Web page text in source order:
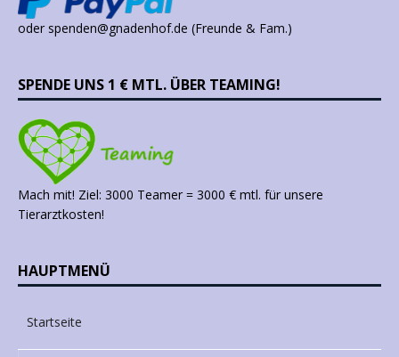
oder spenden@gnadenhof.de (Freunde & Fam.)
SPENDE UNS 1 € MTL. ÜBER TEAMING!
Mach mit! Ziel: 3000 Teamer = 3000 € mtl. für unsere
Tierarztkosten!
HAUPTMENÜ
Startseite